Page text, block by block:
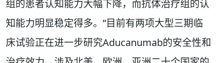
组的患者认知能力大幅下降，而抗体治疗组的认
知能力明显稳定得多。”目前有两项大型三期临
床试验正在进一步研究Aducanumab的安全性和